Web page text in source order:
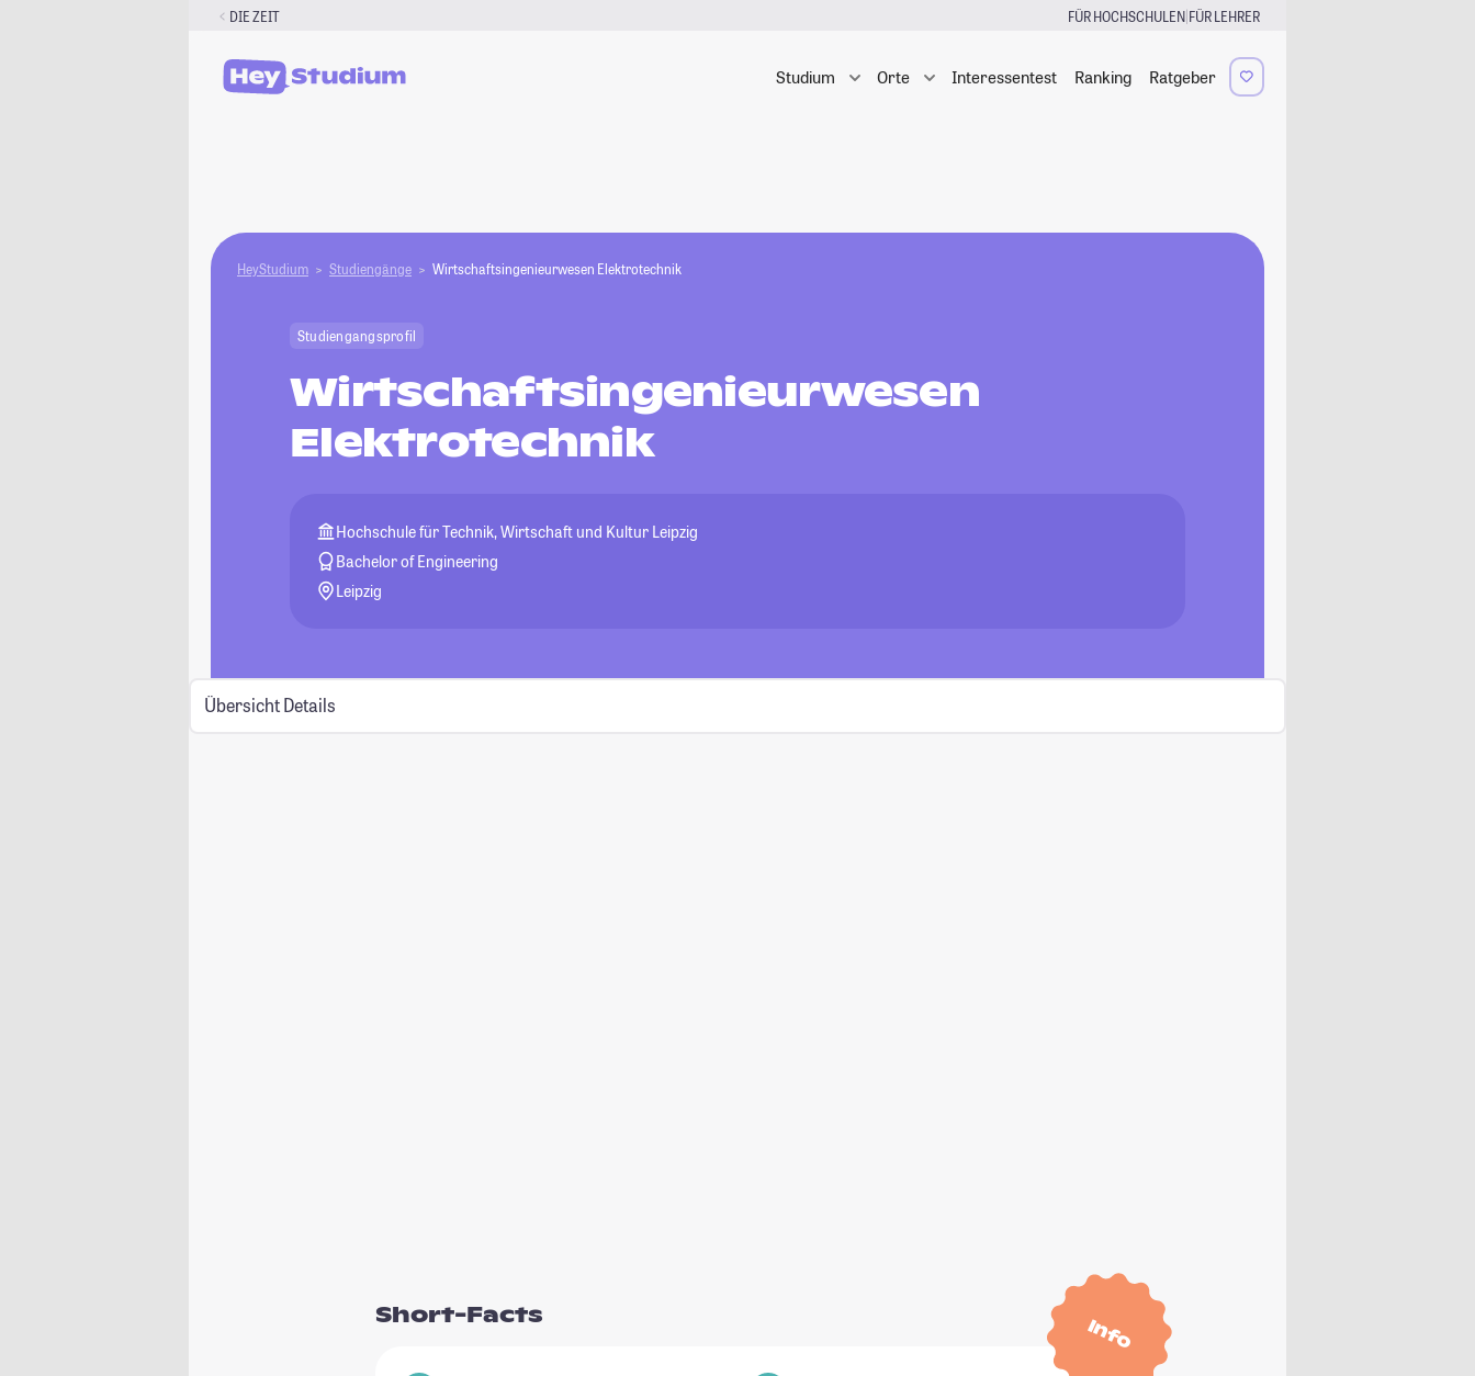
DIE ZEIT FÜR HOCHSCHULEN|FÜR LEHRER
Studium Orte Interessentest Ranking Ratgeber
HeyStudium Studiengänge Wirtschaftsingenieurwesen Elektrotechnik
Studiengangsprofil
Wirtschaftsingenieurwesen
Elektrotechnik
Hochschule für Technik, Wirtschaft und Kultur Leipzig
Bachelor of Engineering
Leipzig
Übersicht Details
Info
Short-Facts